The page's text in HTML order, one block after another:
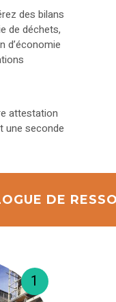
des bilans
de déchets,
d’économie
attestation
une seconde
DE
1